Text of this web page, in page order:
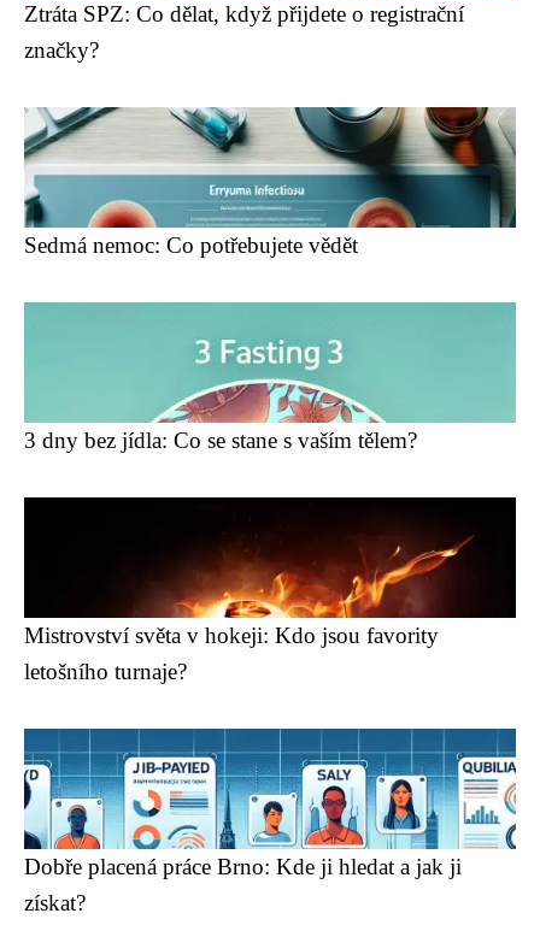
Ztráta SPZ: Co dělat, když přijdete o registrační
značky?
Sedmá nemoc: Co potřebujete vědět
3 dny bez jídla: Co se stane s vaším tělem?
Mistrovství světa v hokeji: Kdo jsou favority
letošního turnaje?
Dobře placená práce Brno: Kde ji hledat a jak ji
získat?